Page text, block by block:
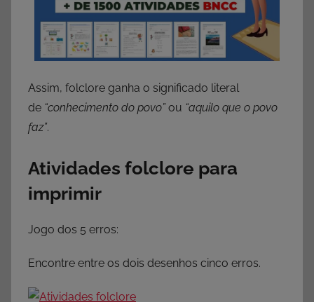
Assim, folclore ganha o significado literal
de “conhecimento do povo”ou “aquilo que o povo
faz”.
Atividades folclore para
imprimir
Jogo dos 5 erros:
Encontre entre os dois desenhos cinco erros.